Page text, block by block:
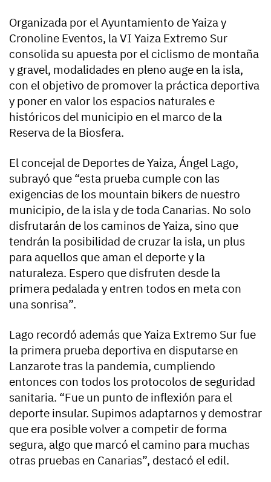
Organizada por el Ayuntamiento de Yaiza y
Cronoline Eventos, la VI Yaiza Extremo Sur
consolida su apuesta por el ciclismo de montaña
y gravel, modalidades en pleno auge en la isla,
con el objetivo de promover la práctica deportiva
y poner en valor los espacios naturales e
históricos del municipio en el marco de la
Reserva de la Biosfera.
El concejal de Deportes de Yaiza, Ángel Lago,
subrayó que “esta prueba cumple con las
exigencias de los mountain bikers de nuestro
municipio, de la isla y de toda Canarias. No solo
disfrutarán de los caminos de Yaiza, sino que
tendrán la posibilidad de cruzar la isla, un plus
para aquellos que aman el deporte y la
naturaleza. Espero que disfruten desde la
primera pedalada y entren todos en meta con
una sonrisa”.
Lago recordó además que Yaiza Extremo Sur fue
la primera prueba deportiva en disputarse en
Lanzarote tras la pandemia, cumpliendo
entonces con todos los protocolos de seguridad
sanitaria. “Fue un punto de inflexión para el
deporte insular. Supimos adaptarnos y demostrar
que era posible volver a competir de forma
segura, algo que marcó el camino para muchas
otras pruebas en Canarias”, destacó el edil.